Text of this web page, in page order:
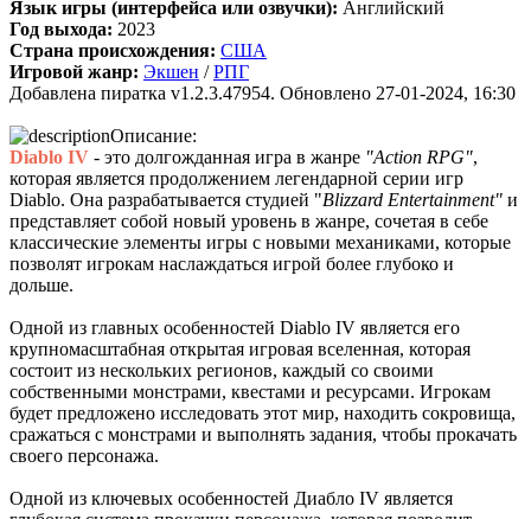
включая треки от Paul Linford
😁👏Огромная благодарность за труд. Не ожидал, что будет
полный саундтрек в хорошем качестве. За flac отдельная
благодарность ✔
cord:Boycenunse,
Да, сделано. Добавил саундтрек Need for Speed: Most Wanted
Soundtrack (OST):
скачать
Представлено несколько ссылок на скачивание (торрент,
архив и FLAC), но основной – Unofficial Game Soundtrack
OST. На странице можно послушать онлайн полную версию,
Сборник получился добротный, наслаждайтесь!
Boycenunse:Добавьте пожалуйста саундтрек из игры NFS
Most Wanted, которая 2005 года.
Делитесь играми с друзьями и добавляйте сайт в избранное.
Язык игры (интерфейса или озвучки): Английский
Год выхода: 2023
Страна происхождения: США
Игровой жанр: Экшен /РПГ
Добавлена пиратка v1.2.3.47954. Обновлено 27-01-2024, 16:30
Описание:
Diablo IV - это долгожданная игра в жанре "Action RPG",
которая является продолжением легендарной серии игр
Diablo. Она разрабатывается студией "Blizzard Entertainment" и
представляет собой новый уровень в жанре, сочетая в себе
классические элементы игры с новыми механиками, которые
позволят игрокам наслаждаться игрой более глубоко и
дольше.
Одной из главных особенностей Diablo IV является его
крупномасштабная открытая игровая вселенная, которая
состоит из нескольких регионов, каждый со своими
собственными монстрами, квестами и ресурсами. Игрокам
будет предложено исследовать этот мир, находить сокровища,
сражаться с монстрами и выполнять задания, чтобы прокачать
своего персонажа.
Одной из ключевых особенностей Диабло IV является